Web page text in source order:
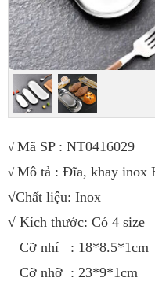
√ Mã SP : NT0416029
√ Mô tả : Đĩa, khay inox
√Chất liệu: Inox
√ Kích thước: Có 4 size
Cỡ nhí : 18*8.5*1cm
Cỡ nhỡ : 23*9*1cm